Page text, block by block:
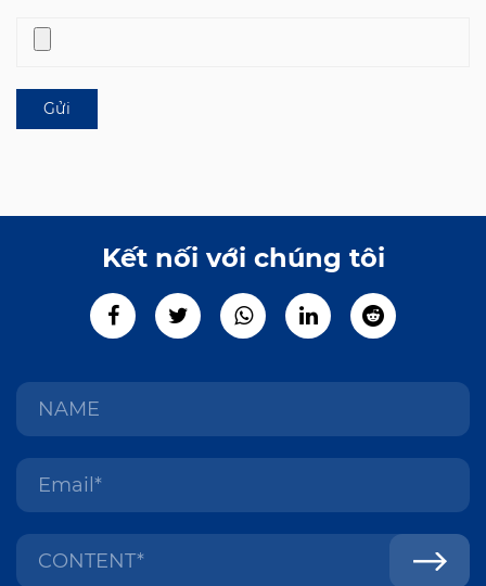
Kết nối với chúng tôi